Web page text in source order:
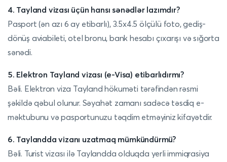
4. Tayland vizası üçün hansı sənədlər lazımdır?
Pasport (ən azı 6 ay etibarlı), 3.5x4.5 ölçülü foto, gediş-
dönüş aviabileti, otel bronu, bank hesabı çıxarışı və sığorta
sənədi.
5. Elektron Tayland vizası (e-Visa) etibarlıdırmı?
Bəli. Elektron viza Tayland hökuməti tərəfindən rəsmi
şəkildə qəbul olunur. Səyahət zamanı sadəcə təsdiq e-
məktubunu və pasportunuzu təqdim etməyiniz kifayətdir.
6. Taylandda vizanı uzatmaq mümkündürmü?
Bəli. Turist vizası ilə Taylandda olduqda yerli immiqrasiya